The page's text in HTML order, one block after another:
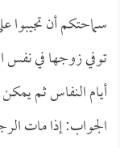
سماحتكم أن تجيبوا
توفي زوجها في نفس
أيام النفاس ثم
الجواب: إذا مات